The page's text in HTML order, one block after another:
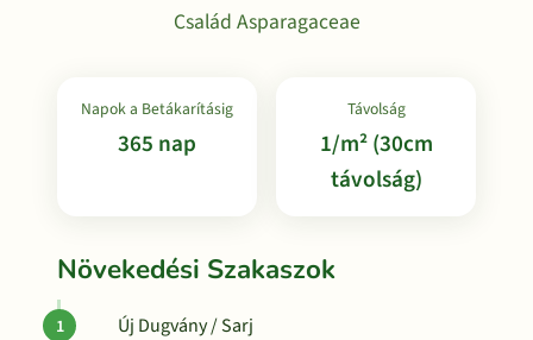
Család Asparagaceae
Napok a Betákarításig
365 nap
Távolság
1/m² (30cm
távolság)
Növekedési Szakaszok
Új Dugvány / Sarj